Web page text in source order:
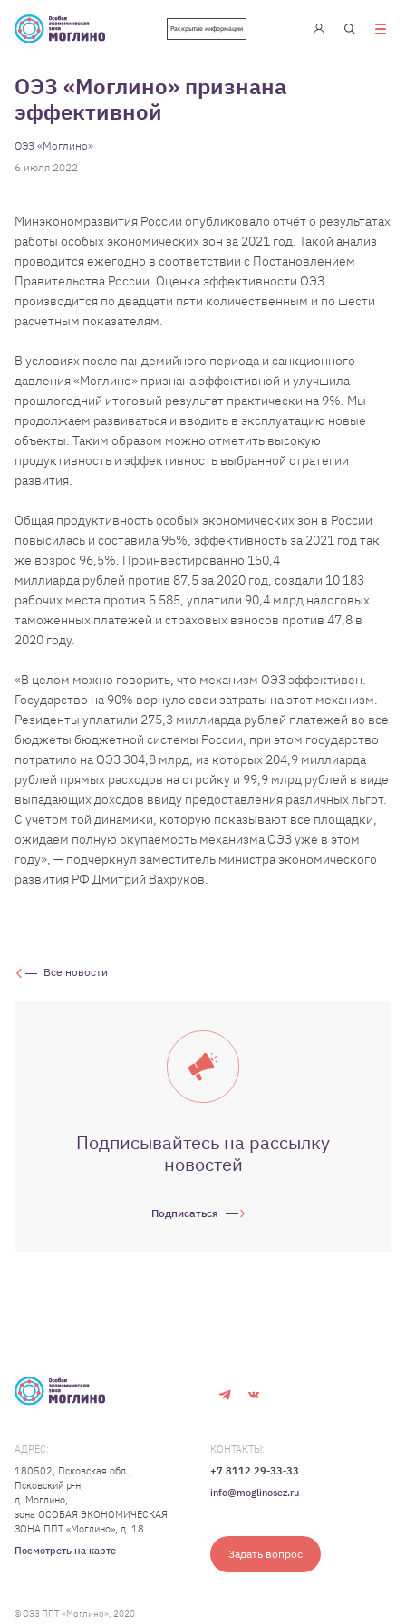
Раскрытие информации
ОЭЗ «Моглино» признана
эффективной
ОЭЗ «Моглино»
6 июля 2022
Минэкономразвития России опубликовало отчёт о результатах
работы особых экономических зон за 2021 год. Такой анализ
проводится ежегодно в соответствии с Постановлением
Правительства России. Оценка эффективности ОЭЗ
производится по двадцати пяти количественным и по шести
расчетным показателям.
В условиях после пандемийного периода и санкционного
давления «Моглино» признана эффективной и улучшила
прошлогодний итоговый результат практически на 9%. Мы
продолжаем развиваться и вводить в эксплуатацию новые
объекты. Таким образом можно отметить высокую
продуктивность и эффективность выбранной стратегии
развития.
Общая продуктивность особых экономических зон в России
повысилась и составила 95%, эффективность за 2021 год так
же возрос 96,5%. Проинвестированно 150,4
миллиарда рублей против 87,5 за 2020 год, создали 10 183
рабочих места против 5 585, уплатили 90,4 млрд налоговых
таможенных платежей и страховых взносов против 47,8 в
2020 году.
«В целом можно говорить, что механизм ОЭЗ эффективен.
Государство на 90% вернуло свои затраты на этот механизм.
Резиденты уплатили 275,3 миллиарда рублей платежей во все
бюджеты бюджетной системы России, при этом государство
потратило на ОЭЗ 304,8 млрд, из которых 204,9 миллиарда
рублей прямых расходов на стройку и 99,9 млрд рублей в виде
выпадающих доходов ввиду предоставления различных льгот.
С учетом той динамики, которую показывают все площадки,
ожидаем полную окупаемость механизма ОЭЗ уже в этом
году», — подчеркнул заместитель министра экономического
развития РФ Дмитрий Вахруков.
Все новости
Подписывайтесь на рассылку
новостей
Подписаться
АДРЕС:
180502, Псковская обл.,
Псковский р-н,
д. Моглино,
зона ОСОБАЯ ЭКОНОМИЧЕСКАЯ
ЗОНА ППТ «Моглино», д. 18
Посмотреть на карте
КОНТАКТЫ:
+7 8112 29-33-33
info@moglinosez.ru
Задать вопрос
© ОЭЗ ППТ «Моглино», 2020